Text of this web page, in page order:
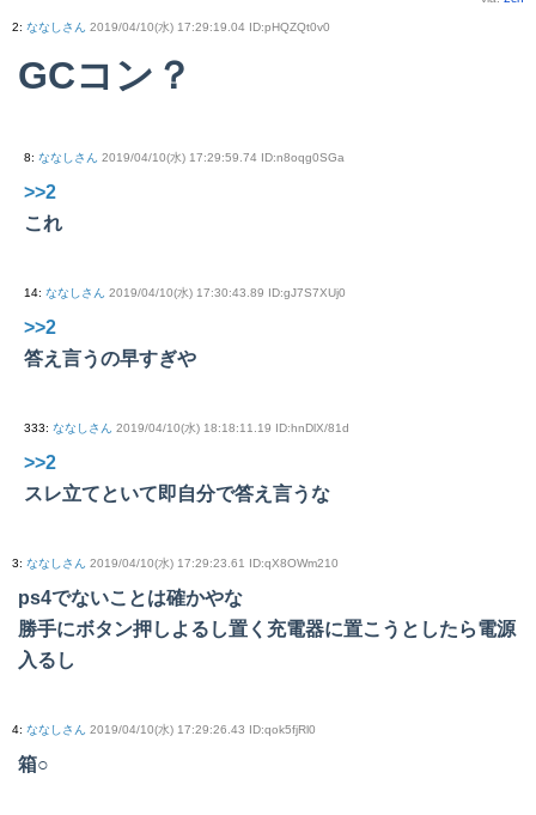
2: ななしさん 2019/04/10(水) 17:29:19.04 ID:pHQZQt0v0
GCコン？
8: ななしさん 2019/04/10(水) 17:29:59.74 ID:n8oqg0SGa
>>2
これ
14: ななしさん 2019/04/10(水) 17:30:43.89 ID:gJ7S7XUj0
>>2
答え言うの早すぎや
333: ななしさん 2019/04/10(水) 18:18:11.19 ID:hnDlX/81d
>>2
スレ立てといて即自分で答え言うな
3: ななしさん 2019/04/10(水) 17:29:23.61 ID:qX8OWm210
ps4でないことは確かやな
勝手にボタン押しよるし置く充電器に置こうとしたら電源
入るし
4: ななしさん 2019/04/10(水) 17:29:26.43 ID:qok5fjRl0
箱○